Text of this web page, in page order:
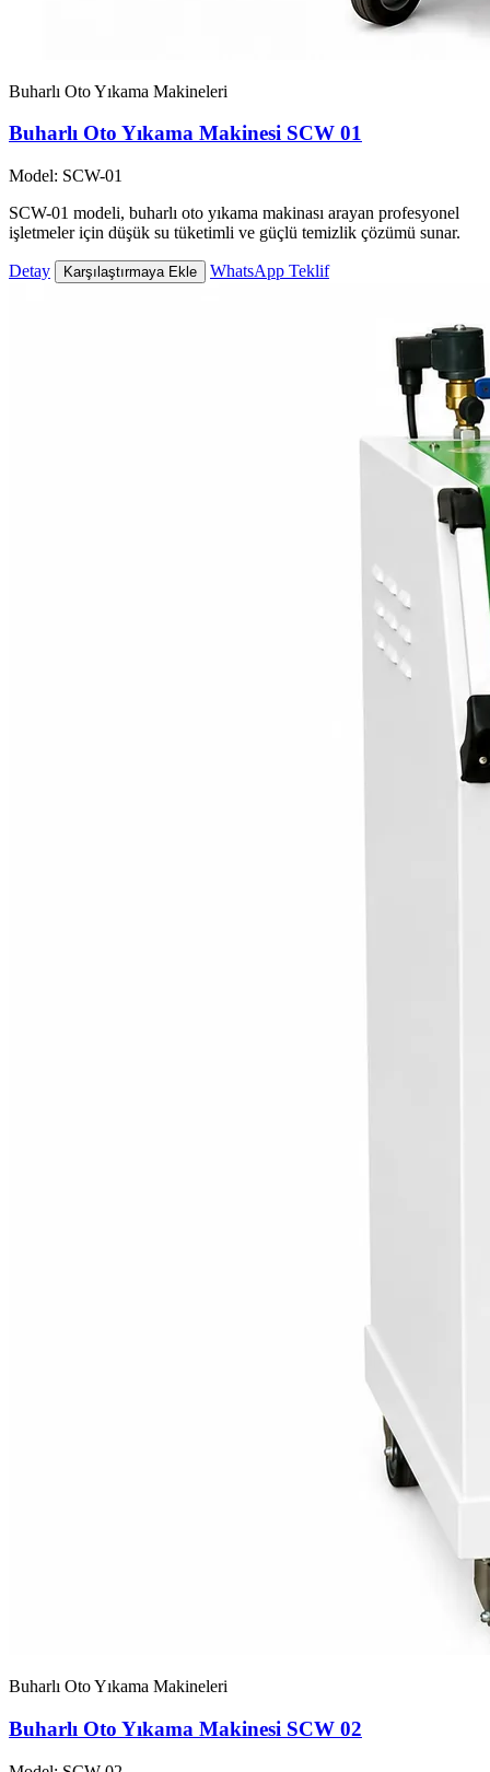
Buharlı Oto Yıkama Makineleri
Buharlı Oto Yıkama Makinesi SCW 01
Model: SCW-01
SCW-01 modeli, buharlı oto yıkama makinası arayan profesyonel
işletmeler için düşük su tüketimli ve güçlü temizlik çözümü sunar.
Detay Karşılaştırmaya Ekle WhatsApp Teklif
Buharlı Oto Yıkama Makineleri
Buharlı Oto Yıkama Makinesi SCW 02